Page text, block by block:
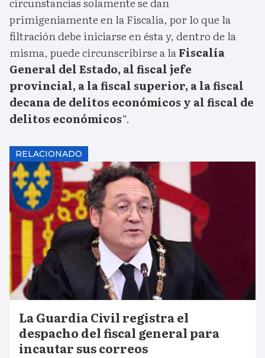
primigeniamente en la Fiscalía, por lo que la
filtración debe iniciarse en ésta y, dentro de la
misma, puede circunscribirse a laFiscalía
General del Estado, al fiscal jefe
provincial, a la fiscal superior, a la fiscal
decana de delitos económicos y al fiscal de
delitos económicos”.
RELACIONADO
La Guardia Civil registra el
despacho del fiscal general para
incautar sus correos